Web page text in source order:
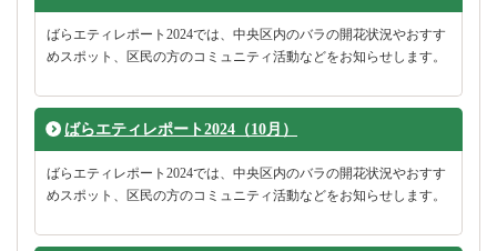
ばらエティレポート2024では、中央区内のバラの開花状況やおすす
めスポット、区民の方のコミュニティ活動などをお知らせします。
ばらエティレポート2024（10月）
ばらエティレポート2024では、中央区内のバラの開花状況やおすす
めスポット、区民の方のコミュニティ活動などをお知らせします。